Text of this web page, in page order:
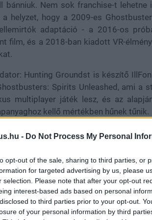
- Do Not Process My Personal
opt-out of the sale, sharing to third parties, or
for targeted advertising by us, please
selection. Please note that after your opt-out
interest-based ads based on personal
to third parties prior to your opt-out.
of your personal information by third
Nem sok franchise-t lehetne
helyzet, hogy a 2009-es
adaptáció - a 2016-os
film, és a 2018-ban kiadott VR-
Hunting Groundst is készítő
Spirits Unleashed, ami a
multiplayer játék lesz, és az
kellő mértékben hűnek tűnik.
megtettek azért, hogy a játék
után játszódik. A játékban is